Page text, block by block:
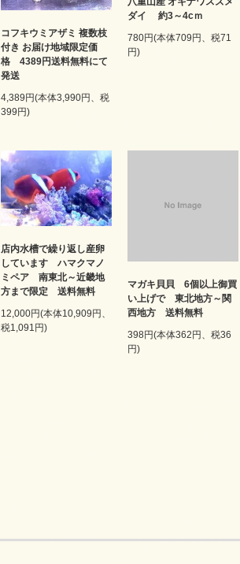
コフキウミアザミ 複数枝
付き お届け地域限定価
格 4389円送料無料にて
発送
4,389円(本体3,990円、税
399円)
ダイ 約3～4cｍ
780円(本体709円、税71
円)
店内水槽で繰り返し産卵
しています ハマクマノ
ミペア 南東北～近畿地
方まで限定 送料無料
12,000円(本体10,909円、
税1,091円)
マガキ貝貝 6個以上御買
い上げで 東北地方～関
西地方 送料無料
398円(本体362円、税36
円)